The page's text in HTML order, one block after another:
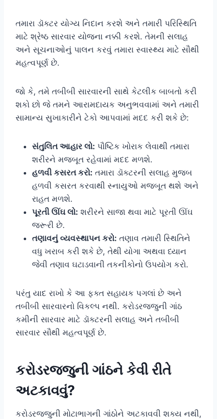
તમારા ડૉક્ટર યોગ્ય નિદાન કરશે અને તમારી પરિસ્થિતિ
માટે શ્રેષ્ઠ સારવાર યોજના નક્કી કરશે. તેમની સલાહ
અને સૂચનાઓનું પાલન કરવું તમારા સ્વાસ્થ્ય માટે સૌથી
મહત્વપૂર્ણ છે.
જો કે, તમે તબીબી સારવારની સાથે કેટલીક બાબતો કરી
શકો છો જે તમને આરામદાયક અનુભવવામાં અને તમારી
સામાન્ય સુખાકારીને ટેકો આપવામાં મદદ કરી શકે છે:
સંતુલિત આહાર લો: પૌષ્ટિક ખોરાક લેવાથી તમારા
શરીરને મજબૂત રહેવામાં મદદ મળશે.
હળવી કસરત કરો: તમારા ડૉક્ટરની સલાહ મુજબ
હળવી કસરત કરવાથી સ્નાયુઓ મજબૂત થશે અને
રાહત મળશે.
પૂરતી ઊંઘ લો: શરીરને સાજા થવા માટે પૂરતી ઊંઘ
જરૂરી છે.
તણાવનું વ્યવસ્થાપન કરો: તણાવ તમારી સ્થિતિને
વધુ ખરાબ કરી શકે છે, તેથી યોગા અથવા ધ્યાન
જેવી તણાવ ઘટાડવાની તકનીકોનો ઉપયોગ કરો.
પરંતુ યાદ રાખો કે આ ફક્ત સહાયક પગલાં છે અને
તબીબી સારવારનો વિકલ્પ નથી. કરોડરજ્જુની ગાંઠ
કમીની સારવાર માટે ડૉક્ટરની સલાહ અને તબીબી
સારવાર સૌથી મહત્વપૂર્ણ છે.
કરોડરજ્જુની ગાંઠને કેવી રીતે
અટકાવવું?
કરોડરજ્જુની મોટાભાગની ગાંઠોને અટકાવવી શક્ય નથી,